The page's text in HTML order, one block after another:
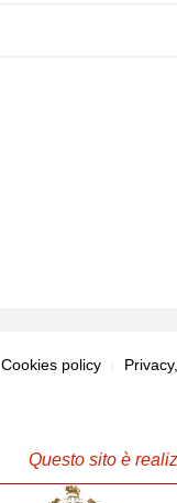
Cookies policy
Questo sito è